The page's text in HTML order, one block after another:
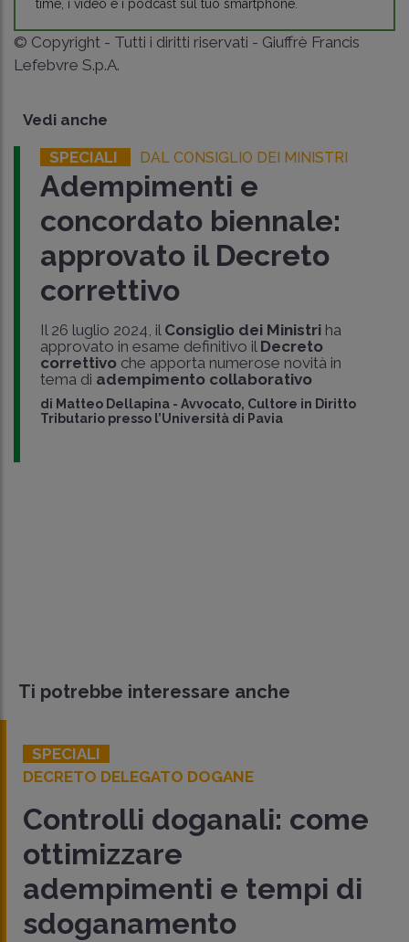
time, i video e i podcast sul tuo smartphone.
© Copyright - Tutti i diritti riservati - Giuffrè Francis
Lefebvre S.p.A.
Vedi anche
SPECIALI DAL CONSIGLIO DEI MINISTRI
Adempimenti e
concordato biennale:
approvato il Decreto
correttivo
Il 26 luglio 2024, il Consiglio dei Ministriha
approvato in esame definitivo il Decreto
correttivoche apporta numerose novità in
tema di adempimento collaborativo
di Matteo Dellapina - Avvocato, Cultore in Diritto
Tributario presso l’Università di Pavia
Ti potrebbe interessare anche
SPECIALI
DECRETO DELEGATO DOGANE
Controlli doganali: come
ottimizzare
adempimenti e tempi di
sdoganamento